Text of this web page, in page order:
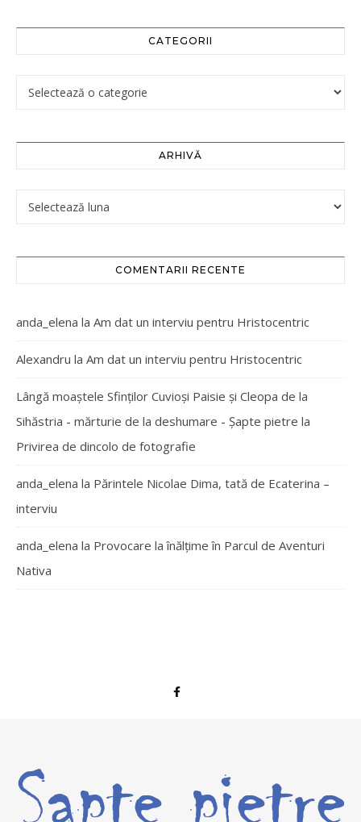
CATEGORII
ARHIVĂ
COMENTARII RECENTE
anda_elena la Am dat un interviu pentru Hristocentric
Alexandru la Am dat un interviu pentru Hristocentric
Lângă moaștele Sfinților Cuvioși Paisie și Cleopa de la
Sihăstria - mărturie de la deshumare - Şapte pietre la
Privirea de dincolo de fotografie
anda_elena la Părintele Nicolae Dima, tată de Ecaterina –
interviu
anda_elena la Provocare la înălțime în Parcul de Aventuri
Nativa